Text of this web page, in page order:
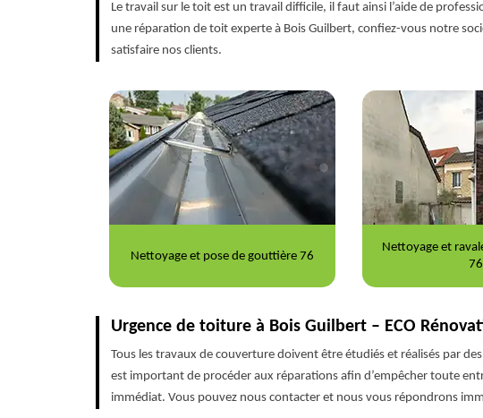
Le travail sur le toit est un travail difficile, il faut ainsi l’aide de
une réparation de toit experte à Bois Guilbert, confiez-vous notre
satisfaire nos clients.
Nettoyage et ravalement de façade
Réparation fuite
Urgence de toiture à Bois Guilbert – ECO
Tous les travaux de couverture doivent être étudiés et réalisés par
est important de procéder aux réparations afin d’empêcher toute
immédiat. Vous pouvez nous contacter et nous vous répondrons